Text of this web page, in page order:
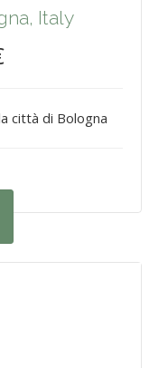
Italy
città di Bologna